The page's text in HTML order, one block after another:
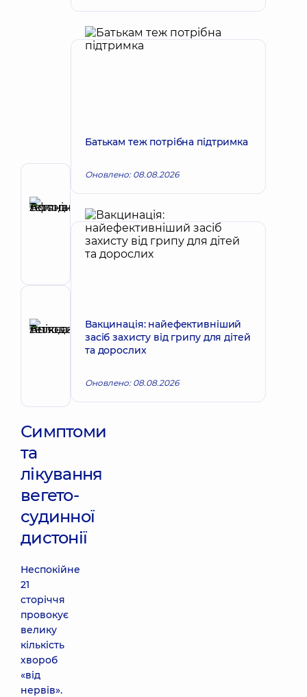
Тетяна
Володимирівна
Кардіолог;
Терапевт
Запис до лікаря
Анікєєва
Тетяна
Володимирівна
Кардіолог;
Запис до лікаря
Симптоми
та
лікування
вегето-
судинної
дистонії
Неспокійне
21
сторіччя
провокує
велику
кількість
хвороб
«від
нервів».
Батькам теж потрібна підтримка
Оновлено: 08.08.2026
Вакцинація: найефективніший
засіб захисту від грипу для дітей
та дорослих
Оновлено: 08.08.2026